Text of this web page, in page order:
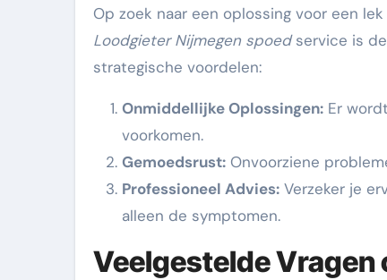
Op zoek naar een oplossing voor een
Loodgieter Nijmegen spoedservice is
strategische voordelen:
Onmiddellijke Oplossingen: Er
voorkomen.
Gemoedsrust: Onvoorziene
Professioneel Advies: Verzeker je
alleen de symptomen.
Veelgestelde